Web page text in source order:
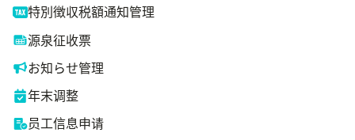
特別徴収税額通知管理
源泉征收票
お知らせ管理
年末调整
员工信息申请